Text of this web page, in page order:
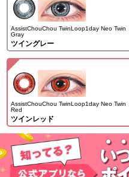
AssistChouChou TwinLoop1day Neo Twin
Gray
ツイングレー
AssistChouChou TwinLoop1day Neo Twin
Red
ツインレッド